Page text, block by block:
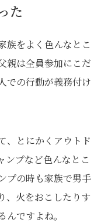
た
族をよく色んなとこ
親は全員参加にこだ
での行動が義務付け
、とにかくアウトド
ンプなど色んなとこ
プの時も家族で男手
、火をおこしたりす
ですよね。